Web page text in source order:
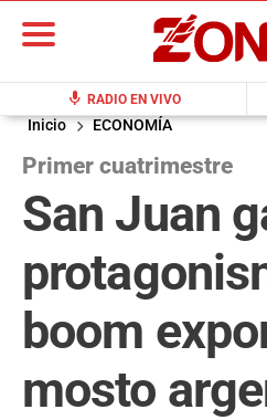
mic RADIO EN VIVO
Inicio ECONOMÍA
Primer cuatrimestre
San Juan
boom
mosto